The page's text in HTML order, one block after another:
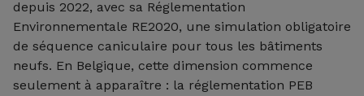
depuis 2022, avec sa Réglementation
Environnementale RE2020, une simulation obligatoire
de séquence caniculaire pour tous les bâtiments
neufs. En Belgique, cette dimension commence
seulement à apparaître : la réglementation PEB